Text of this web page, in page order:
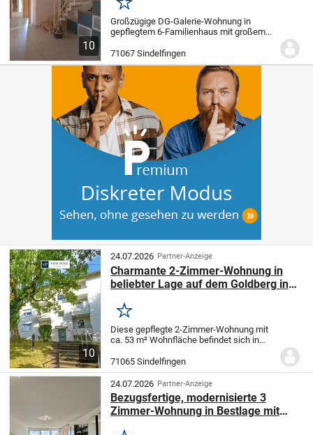
10
Merken
Großzügige DG-Galerie-Wohnung in
gepflegtem 6-Familienhaus mit großem
71067 Sindelfingen
10
24.07.2026 Partner-Anzeige
Charmante 2-Zimmer-Wohnung in
beliebter Lage auf dem Goldberg in
Merken
Diese gepflegte 2-Zimmer-Wohnung mit
ca. 53 m² Wohnfläche befindet sich in
Goldberg in Sindelfingen. Das im Jahr
1986 errichtete Gebäude überzeugt durch
seinen soliden...
71065 Sindelfingen
24.07.2026 Partner-Anzeige
Bezugsfertige, modernisierte 3
Zimmer-Wohnung in Bestlage mit